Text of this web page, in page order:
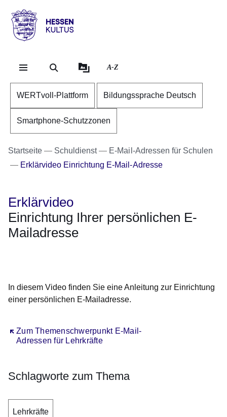
Hessen
Kultus
A-Z
WERTvoll-Plattform Bildungssprache Deutsch
Smartphone-Schutzzonen
Startseite Schuldienst
E-Mail-Adressen für Schulen
Erklärvideo Einrichtung E-Mail-Adresse
Erklärvideo
Einrichtung Ihrer persönlichen E-
Mailadresse
In diesem Video finden Sie eine Anleitung zur Einrichtung
einer persönlichen E-Mailadresse.
Zum Themenschwerpunkt E-Mail-
Adressen für Lehrkräfte
Öffnet sich in einem neuen Fenster
Schlagworte zum Thema
Lehrkräfte